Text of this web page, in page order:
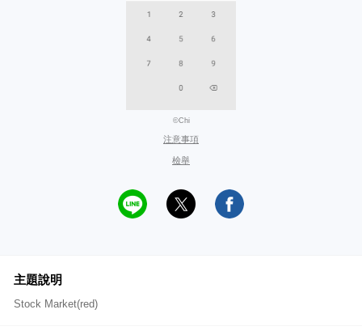
©Chi
注意事項
檢舉
主題說明
Stock Market(red)